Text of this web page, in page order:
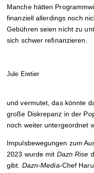
Manche hätten
finanziell allerdings noch
Gebühren seien nicht zu
sich schwer refinanzieren.
Jule Eretier
und vermutet, das könnte
große Diskrepanz in der
noch weiter untergeordnet
Impulsbewegungen zum
2023 wurde mit Dazn Rise
gibt. Dazn-Media-Chef